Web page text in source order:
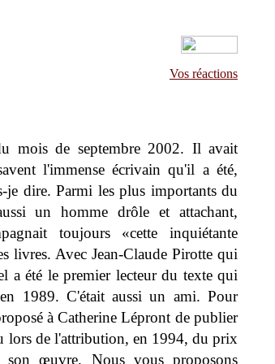
Vos réactions
mois de septembre 2002. Il avait
l'immense écrivain qu'il a été,
je dire. Parmi les plus importants du
un homme drôle et attachant,
toujours «cette inquiétante
livres. Avec Jean-Claude Pirotte qui
a été le premier lecteur du texte qui
1989. C'était aussi un ami. Pour
à Catherine Lépront de publier
lors de l'attribution, en 1994, du prix
œuvre. Nous vous proposons